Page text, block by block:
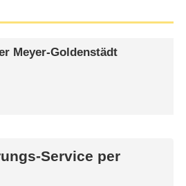
Meyer-Goldenstädt
Service per